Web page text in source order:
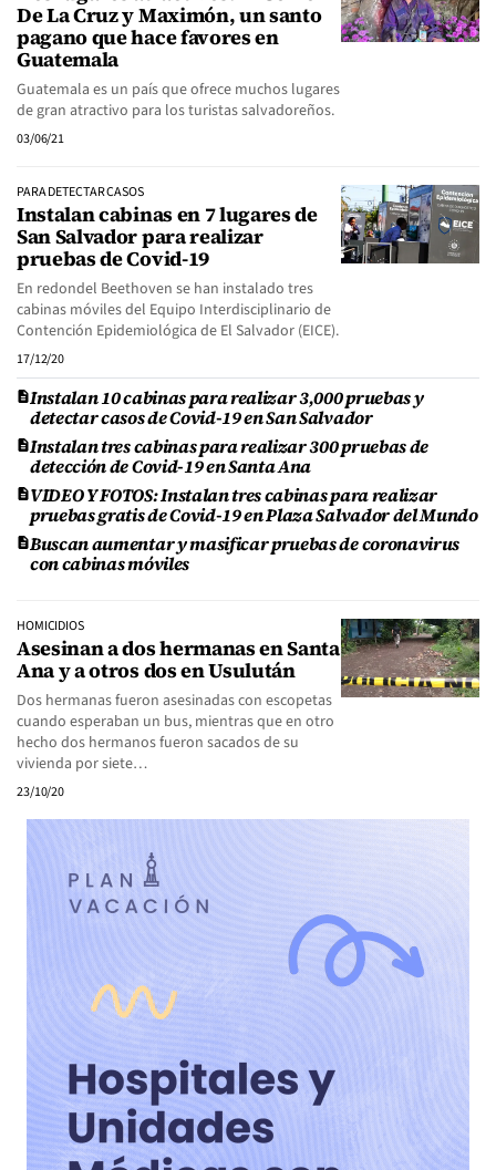
De La Cruz y Maximón, un santo
pagano que hace favores en
Guatemala
Guatemala es un país que ofrece muchos lugares
de gran atractivo para los turistas salvadoreños.
03/06/21
PARA DETECTAR CASOS
Instalan cabinas en 7 lugares de
San Salvador para realizar
pruebas de Covid-19
En redondel Beethoven se han instalado tres
cabinas móviles del Equipo Interdisciplinario de
Contención Epidemiológica de El Salvador (EICE).
17/12/20
Instalan 10 cabinas para realizar 3,000 pruebas y
detectar casos de Covid-19 en San Salvador
Instalan tres cabinas para realizar 300 pruebas de
detección de Covid-19 en Santa Ana
VIDEO Y FOTOS: Instalan tres cabinas para realizar
pruebas gratis de Covid-19 en Plaza Salvador del Mundo
Buscan aumentar y masificar pruebas de coronavirus
con cabinas móviles
HOMICIDIOS
Asesinan a dos hermanas en Santa
Ana y a otros dos en Usulután
Dos hermanas fueron asesinadas con escopetas
cuando esperaban un bus, mientras que en otro
hecho dos hermanos fueron sacados de su
vivienda por siete…
23/10/20